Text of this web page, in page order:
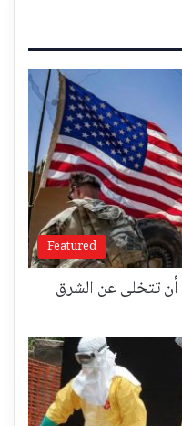
Featured
أن تتخلى عن الشرق